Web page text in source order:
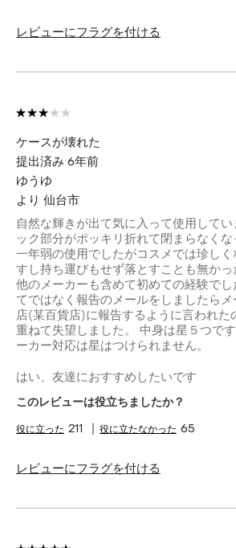
レビューにフラグを付ける
ケースが壊れた
提出済み 6年前
ゆうゆ
より 仙台市
自然な輝きが出て気に入って使用して
ック部分がポッキリ折れて閉まらなくな
一年弱の使用でしたがコスメでは珍しく
すし持ち運びもせず落とすことも無かっ
他のメーカーも含めて初めての経験で
てではなく報告のメールをしましたら
店(某百貨店)に報告するように言われた
重ねて失望しました。 中身は星５つで
ーカー対応は星はつけられません。
はい、友達におすすめしたいです
このレビューは役立ちましたか？
211 65
レビューにフラグを付ける